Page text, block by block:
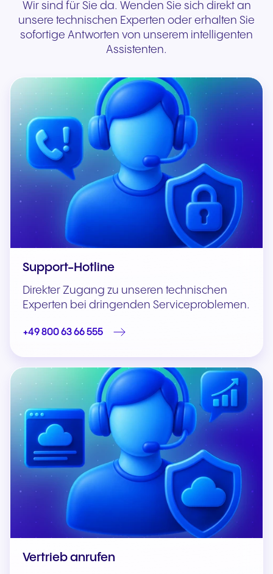
Wir sind für Sie da. Wenden Sie sich direkt an
unsere technischen Experten oder erhalten Sie
sofortige Antworten von unserem intelligenten
Assistenten.
Support-Hotline
Direkter Zugang zu unseren technischen
Experten bei dringenden Serviceproblemen.
+49 800 63 66 555
Vertrieb anrufen